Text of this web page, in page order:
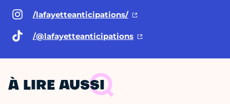
/lafayetteanticipations/
/@lafayetteanticipations
À LIRE AUSSI